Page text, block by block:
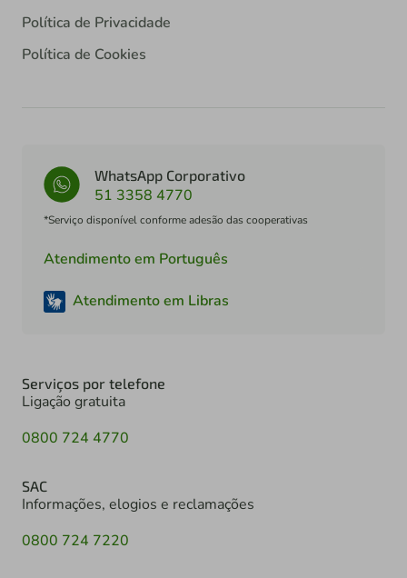
Política de Privacidade
Política de Cookies
WhatsApp Corporativo
51 3358 4770
*Serviço disponível conforme adesão das cooperativas
Atendimento em Português
Atendimento em Libras
Serviços por telefone
Ligação gratuita
0800 724 4770
SAC
Informações, elogios e reclamações
0800 724 7220